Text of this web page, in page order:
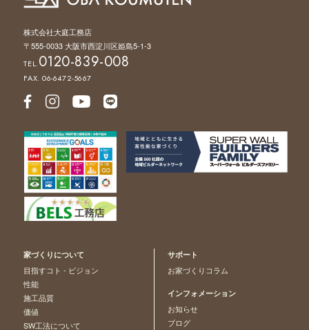
株式会社大庭工務店
〒555-0033 大阪市西淀川区姫島5-1-3
TEL.0120-839-008
FAX. 06-6472-5667
家づくりについて
目指すコト - ビジョン
性能
施工品質
価値
SW工法について
サポート
お家づくりコラム
インフォメーション
お知らせ
ブログ